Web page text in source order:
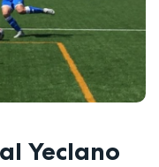
Yeclano